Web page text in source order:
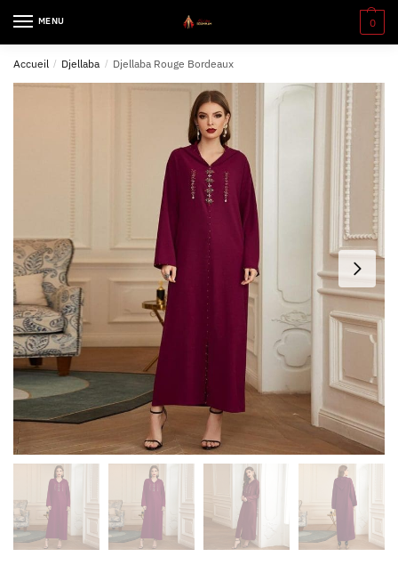
MENU 0
Accueil / Djellaba / Djellaba Rouge Bordeaux